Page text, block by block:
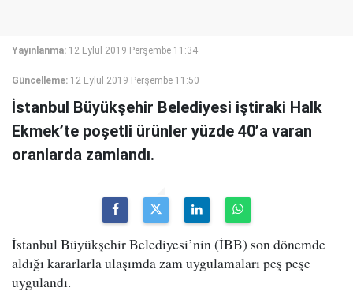
Yayınlanma: 12 Eylül 2019 Perşembe 11:34
Güncelleme: 12 Eylül 2019 Perşembe 11:50
İstanbul Büyükşehir Belediyesi iştiraki Halk
Ekmek’te poşetli ürünler yüzde 40’a varan
oranlarda zamlandı.
İstanbul Büyükşehir Belediyesi’nin (İBB) son dönemde
aldığı kararlarla ulaşımda zam uygulamaları peş peşe
uygulandı.